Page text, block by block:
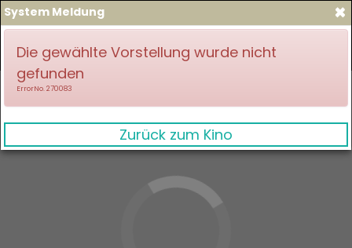
×
System Meldung
Die gewählte Vorstellung wurde nicht
gefunden
ErrorNo. 270083
Zurück zum Kino